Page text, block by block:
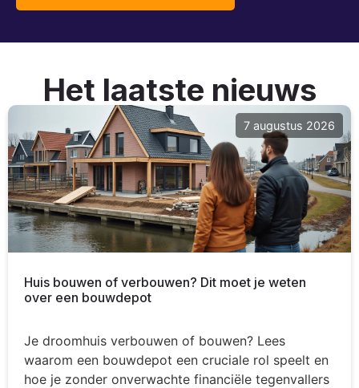
Het laatste nieuws
7 augustus 2026
Huis bouwen of verbouwen? Dit moet je weten
over een bouwdepot
Je droomhuis verbouwen of bouwen? Lees
waarom een bouwdepot een cruciale rol speelt en
hoe je zonder onverwachte financiële tegenvallers